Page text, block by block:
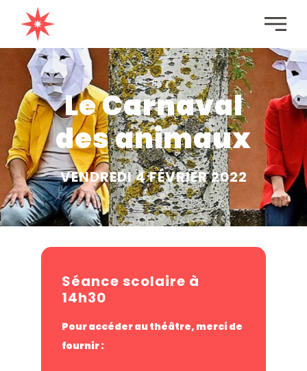
Le Carnaval
des animaux
VENDREDI 4 FÉVRIER 2022
Séance scolaire à
14h30
Pour accéder au théâtre, merci de
fournir :